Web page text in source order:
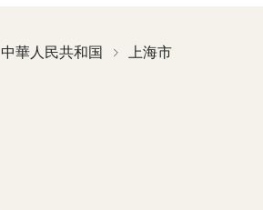
中華人民共和国 上海市